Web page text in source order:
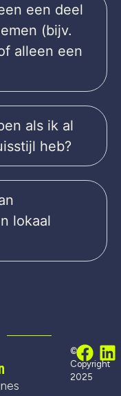
een deel
(bijv.
alleen een
als ik al
heb?
lokaal
©
Copyright
2025